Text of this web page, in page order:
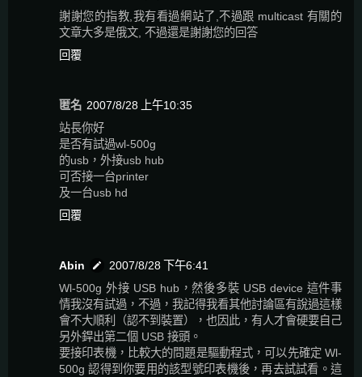
謝謝您的指教,我有看過網站了,不過跟 multicast 有關的
文章大多是俄文, 不過還是謝謝您的回答
回覆
匿名 2007/8/28 上午10:35
站長你好
是否有試過wl-500g
的usb，外接usb hub
可否接一台printer
及一台usb hd
回覆
Abin
2007/8/28 下午6:41
Wl-500g 外接 USB hub，然後多裝 USB device 這件事
情我沒有試過，不過，我記得我看其他討論區有說過這樣
會不大順利（認不到裝置），也因此，有人才會硬要自己
另外銲出第二個 USB 接頭。
要接印表機，比較大的問題是驅動程式，可以先確定 Wl-
500g 認得到你要用的該型號印表機後，再去試試看。這